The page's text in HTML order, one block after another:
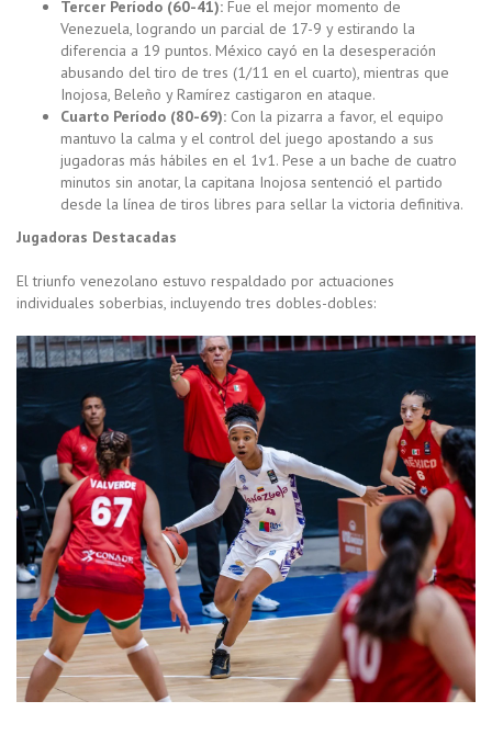
Tercer Período (60-41): Fue el mejor momento de
Venezuela, logrando un parcial de 17-9 y estirando la
diferencia a 19 puntos. México cayó en la desesperación
abusando del tiro de tres (1/11 en el cuarto), mientras que
Inojosa, Beleño y Ramírez castigaron en ataque.
Cuarto Período (80-69): Con la pizarra a favor, el equipo
mantuvo la calma y el control del juego apostando a sus
jugadoras más hábiles en el 1v1. Pese a un bache de cuatro
minutos sin anotar, la capitana Inojosa sentenció el partido
desde la línea de tiros libres para sellar la victoria definitiva.
Jugadoras Destacadas
El triunfo venezolano estuvo respaldado por actuaciones
individuales soberbias, incluyendo tres dobles-dobles: